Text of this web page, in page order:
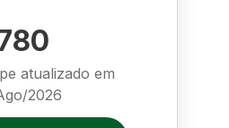
atualizado em
2026